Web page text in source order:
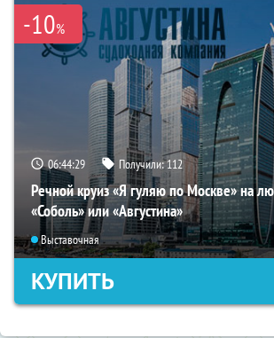
-10%
06:44:28 Получили:112
Речной круиз «Я гуляю по Москве» на
«Соболь» или «Августина»
Выставочная
КУПИТЬ